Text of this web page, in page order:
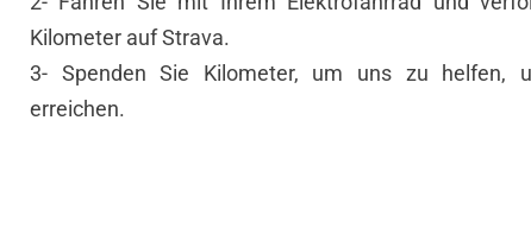
Kilometer auf Strava.
3- Spenden Sie Kilometer, um uns zu helfen,
erreichen.